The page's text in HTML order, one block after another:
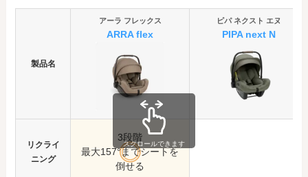
製品名
アーラ フレックス
ARRA flex
ピパ ネクスト エヌ
PIPA next N
リクライ
ニング
3段階
最大157°までシートを
倒せる
スクロールできます